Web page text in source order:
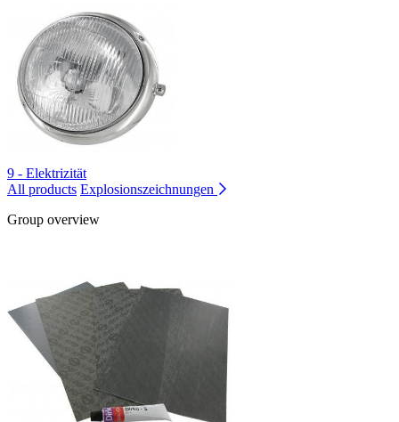
9 - Elektrizität
All products Explosionszeichnungen
Group overview